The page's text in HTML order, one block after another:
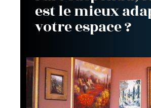
est le mieux
votre espace ?